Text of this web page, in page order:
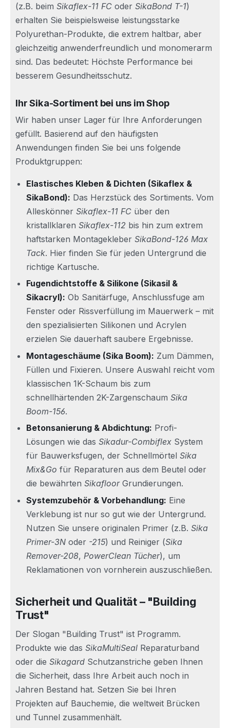
(z.B. beim Sikaflex-11 FC oder SikaBond T-1)
erhalten Sie beispielsweise leistungsstarke
Polyurethan-Produkte, die extrem haltbar, aber
gleichzeitig anwenderfreundlich und monomerarm
sind. Das bedeutet: Höchste Performance bei
besserem Gesundheitsschutz.
Ihr Sika-Sortiment bei uns im Shop
Wir haben unser Lager für Ihre Anforderungen
gefüllt. Basierend auf den häufigsten
Anwendungen finden Sie bei uns folgende
Produktgruppen:
Elastisches Kleben & Dichten (Sikaflex &
SikaBond): Das Herzstück des Sortiments. Vom
Alleskönner Sikaflex-11 FCüber den
kristallklaren Sikaflex-112 bis hin zum extrem
haftstarken Montagekleber SikaBond-126 Max
Tack. Hier finden Sie für jeden Untergrund die
richtige Kartusche.
Fugendichtstoffe & Silikone (Sikasil &
Sikacryl): Ob Sanitärfuge, Anschlussfuge am
Fenster oder Rissverfüllung im Mauerwerk – mit
den spezialisierten Silikonen und Acrylen
erzielen Sie dauerhaft saubere Ergebnisse.
Montageschäume (Sika Boom): Zum Dämmen,
Füllen und Fixieren. Unsere Auswahl reicht vom
klassischen 1K-Schaum bis zum
schnellhärtenden 2K-Zargenschaum Sika
Boom-156.
Betonsanierung & Abdichtung: Profi-
Lösungen wie das Sikadur-CombiflexSystem
für Bauwerksfugen, der Schnellmörtel Sika
Mix&Go für Reparaturen aus dem Beutel oder
die bewährten SikafloorGrundierungen.
Systemzubehör & Vorbehandlung: Eine
Verklebung ist nur so gut wie der Untergrund.
Nutzen Sie unsere originalen Primer (z.B. Sika
Primer-3Noder -215) und Reiniger (Sika
Remover-208, PowerClean Tücher), um
Reklamationen von vornherein auszuschließen.
Sicherheit und Qualität – "Building
Trust"
Der Slogan "Building Trust" ist Programm.
Produkte wie das SikaMultiSeal Reparaturband
oder die Sikagard Schutzanstriche geben Ihnen
die Sicherheit, dass Ihre Arbeit auch noch in
Jahren Bestand hat. Setzen Sie bei Ihren
Projekten auf Bauchemie, die weltweit Brücken
und Tunnel zusammenhält.